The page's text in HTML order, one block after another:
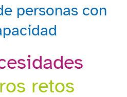
personas con
retos